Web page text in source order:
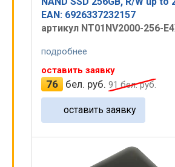
EAN: 6926337232157
артикул NT01NV2000-256-
подробнее
оставить заявку
76 бел. руб. 91 бел. руб.
оставить заявку